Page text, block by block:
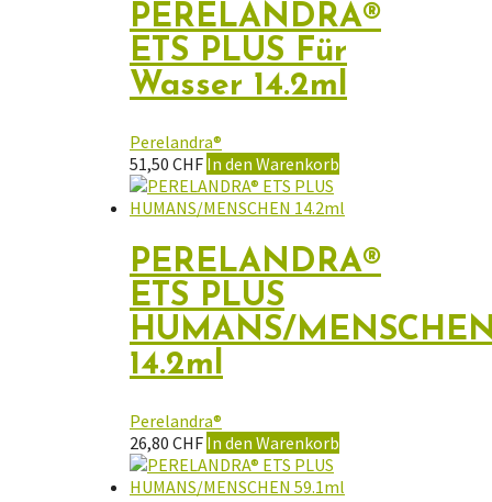
PERELANDRA®
ETS PLUS Für
Wasser 14.2ml
Perelandra®
51,50 CHF In den Warenkorb
PERELANDRA®
ETS PLUS
HUMANS/
14.2ml
Perelandra®
26,80 CHF In den Warenkorb